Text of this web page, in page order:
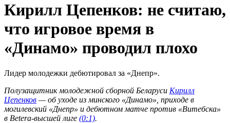
Кирилл Цепенков: не считаю,
что игровое время в
«Динамо» проводил плохо
Лидер молодежки дебютировал за «Днепр».
Полузащитник молодежной сборной Беларуси Кирилл
Цепенков — об уходе из минского «Динамо», приходе в
могилевский «Днепр» и дебютном матче против «Витебска»
в Betera-высшей лиге (0:1).